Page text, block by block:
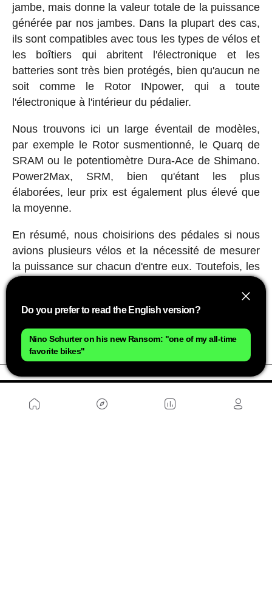
jambe, mais donne la valeur totale de la puissance
générée par nos jambes. Dans la plupart des cas,
ils sont compatibles avec tous les types de vélos et
les boîtiers qui abritent l'électronique et les
batteries sont très bien protégés, bien qu'aucun ne
soit comme le Rotor INpower, qui a toute
l'électronique à l'intérieur du pédalier.
Nous trouvons ici un large éventail de modèles,
par exemple le Rotor susmentionné, le Quarq de
SRAM ou le potentiomètre Dura-Ace de Shimano.
Power2Max, SRM, bien qu'étant les plus
élaborées, leur prix est également plus élevé que
la moyenne.
En résumé, nous choisirions des pédales si nous
avions plusieurs vélos et la nécessité de mesurer
la puissance sur chacun d'entre eux. Toutefois, les
potentiomètres situés sur les manivelles sont
généralement mieux protégés, ce qui garantit une
durée de vie beaucoup plus longue à ce
composant.
Do you prefer to read the English version?
Nino Schurter on his new Ransom: "one of my all-time
favorite bikes"